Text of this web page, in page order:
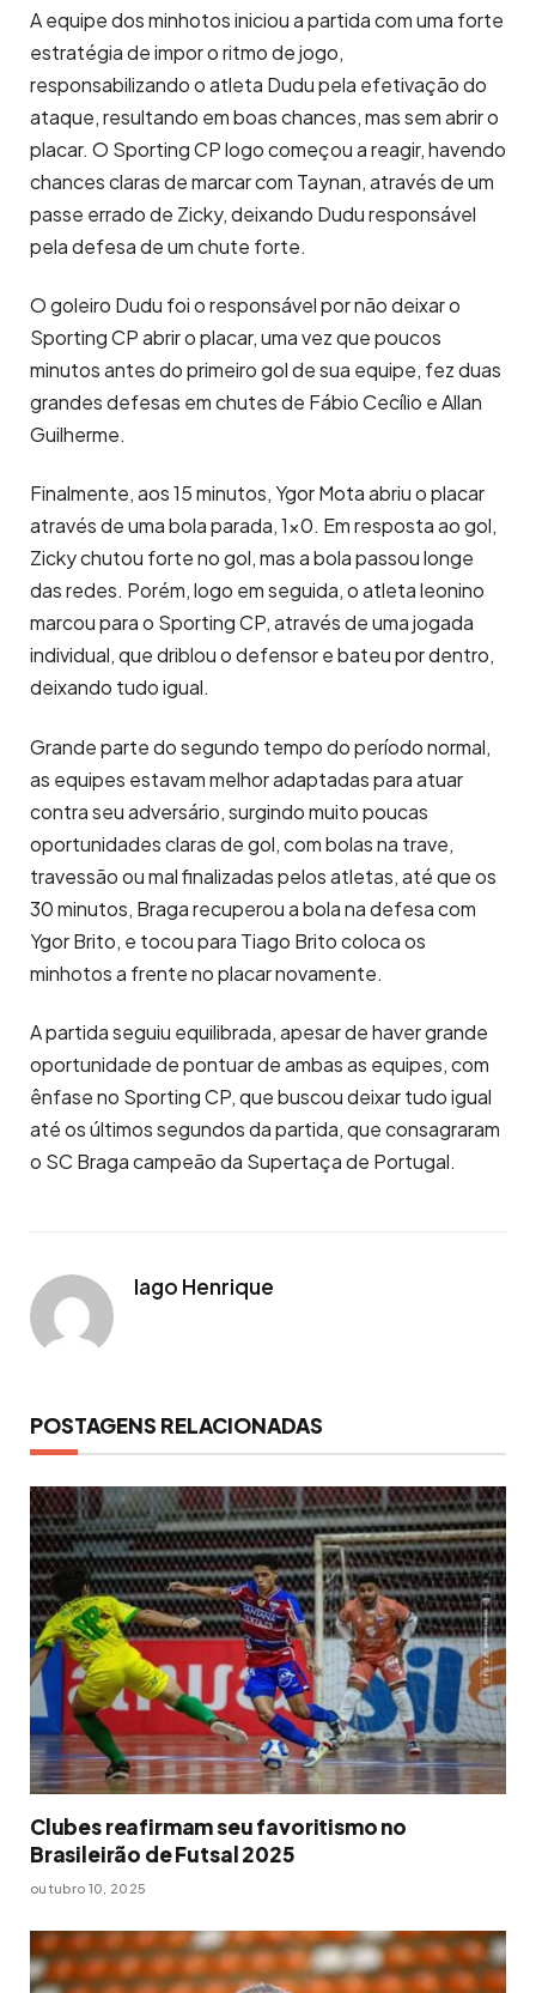
A equipe dos minhotos iniciou a partida com uma forte
estratégia de impor o ritmo de jogo,
responsabilizando o atleta Dudu pela efetivação do
ataque, resultando em boas chances, mas sem abrir o
placar. O Sporting CP logo começou a reagir, havendo
chances claras de marcar com Taynan, através de um
passe errado de Zicky, deixando Dudu responsável
pela defesa de um chute forte.
O goleiro Dudu foi o responsável por não deixar o
Sporting CP abrir o placar, uma vez que poucos
minutos antes do primeiro gol de sua equipe, fez duas
grandes defesas em chutes de Fábio Cecílio e Allan
Guilherme.
Finalmente, aos 15 minutos, Ygor Mota abriu o placar
através de uma bola parada, 1×0. Em resposta ao gol,
Zicky chutou forte no gol, mas a bola passou longe
das redes. Porém, logo em seguida, o atleta leonino
marcou para o Sporting CP, através de uma jogada
individual, que driblou o defensor e bateu por dentro,
deixando tudo igual.
Grande parte do segundo tempo do período normal,
as equipes estavam melhor adaptadas para atuar
contra seu adversário, surgindo muito poucas
oportunidades claras de gol, com bolas na trave,
travessão ou mal finalizadas pelos atletas, até que os
30 minutos, Braga recuperou a bola na defesa com
Ygor Brito, e tocou para Tiago Brito coloca os
minhotos a frente no placar novamente.
A partida seguiu equilibrada, apesar de haver grande
oportunidade de pontuar de ambas as equipes, com
ênfase no Sporting CP, que buscou deixar tudo igual
até os últimos segundos da partida, que consagraram
o SC Braga campeão da Supertaça de Portugal.
Iago Henrique
POSTAGENS RELACIONADAS
Clubes reafirmam seu favoritismo no
Brasileirão de Futsal 2025
outubro 10, 2025